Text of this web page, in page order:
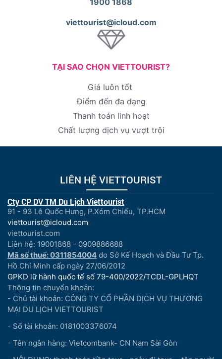
viettourist@icloud.com
TẠI SAO CHỌN VIETTOURIST?
Giá luôn tốt
Điểm đến đa dạng
Thanh toán linh hoạt
Chất lượng dịch vụ vượt trội
LIÊN HỆ VIETTOURIST
Cty CP DV TM Du Lịch Viettourist
91 - 93 Lê Quốc Hưng, P.Xóm Chiếu, TP.HCM
viettourist@icloud.com
viettourist.com
Liên hệ: 19001868 - 0909886688
Mã số thuế: 0311854004 do Sở Kế Hoạch và Đầu Tư Tp.
Hồ Chí Minh cấp ngày 27/06/2012
GPKD lữ hành quốc tế số 79-400/2022/TCDL-GPLHQT
Thông tin chuyển khoản:
- Chủ tài khoản: CÔNG TY CỔ PHẦN DỊCH VỤ THƯƠNG
MẠI DU LỊCH VIETTOURIST
- Số tài khoản: 0181003376074
- Tên ngân hàng: Vietcombank- CN Nam Sài Gòn